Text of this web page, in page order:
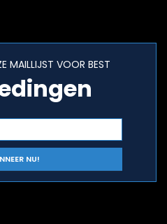
MAILLIJST VOOR BEST